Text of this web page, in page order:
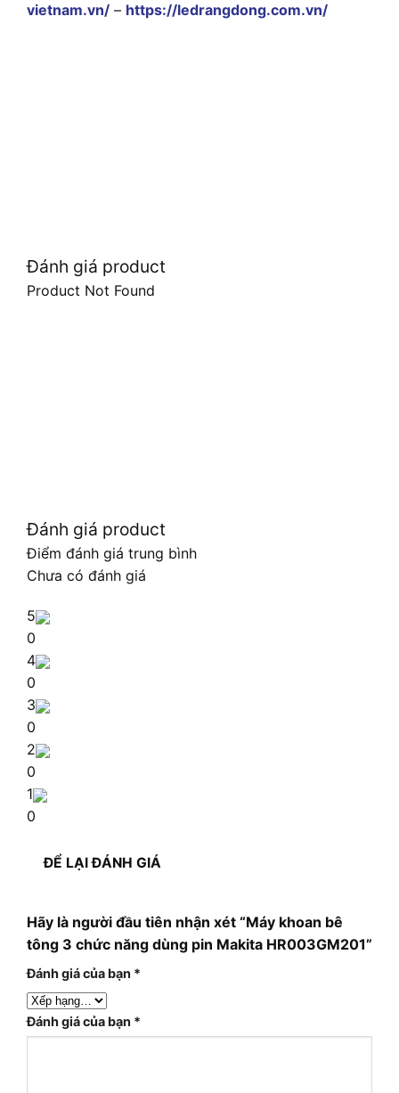
vietnam.vn/ – https://ledrangdong.com.vn/
Đánh giá product
Product Not Found
Đánh giá product
Điểm đánh giá trung bình
Chưa có đánh giá
5
0
4
0
3
0
2
0
1
0
ĐỂ LẠI ĐÁNH GIÁ
Hãy là người đầu tiên nhận xét “Máy khoan bê
tông 3 chức năng dùng pin Makita HR003GM201”
Đánh giá của bạn *
Đánh giá của bạn *